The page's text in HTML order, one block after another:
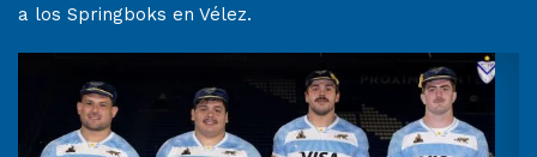
a los Springboks en Vélez.